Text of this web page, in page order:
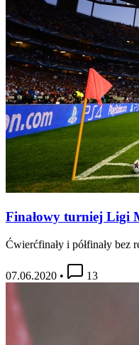
Finałowy turniej Ligi
Ćwierćfinały i półfinały bez
07.06.2020 • 13